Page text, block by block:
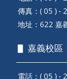
傳真：( 05 ) -
地址： 622 嘉
▋ 嘉義校區
電話：( 05 ) -